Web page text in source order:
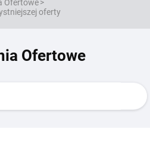
Ofertowe>
oferty
Ofertowe